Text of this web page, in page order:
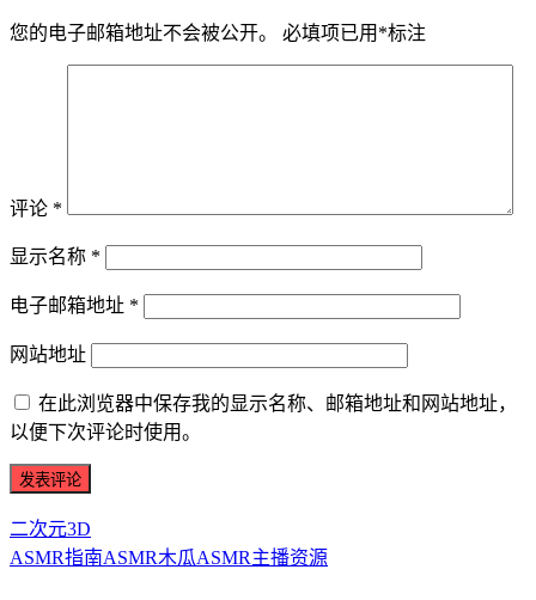
您的电子邮箱地址不会被公开。 必填项已用 *标注
评论 *
显示名称 *
电子邮箱地址 *
网站地址
在此浏览器中保存我的显示名称、邮箱地址和网站地址，
以便下次评论时使用。
二次元3D
ASMR指南ASMR木瓜ASMR主播资源